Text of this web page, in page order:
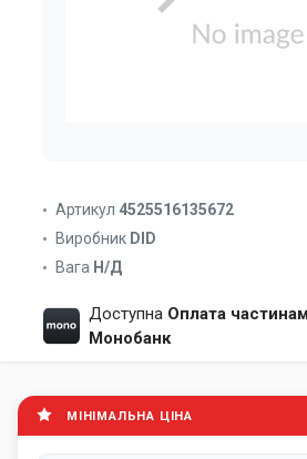
Артикул 4525516135672
Виробник DID
Вага Н/Д
Доступна Оплата
Монобанк
МІНІМАЛЬНА ЦІНА